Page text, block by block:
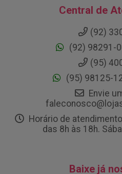
Central de
(92)
(92) 98291-
(95)
(95) 98125-
Envie
Horário de
das 8h às 18h.
Baixe já